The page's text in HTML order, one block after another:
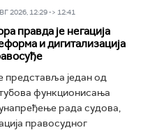
2026, 12:29 -> 12:41
правда је негација
и дигитализација
представља један од
функционисања
рада судова,
правосудног